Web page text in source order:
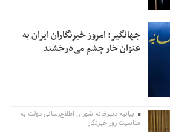
جهانگیر: امروز خبرنگاران ایران به
عنوان خار چشم می‌درخشند
بیانیه دبیرخانه شورای اطلاع‌رسانی دولت به
مناسبت روز خبرنگار: